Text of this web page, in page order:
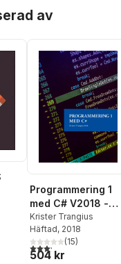
av
antal röster:
Programmering 1
med C# V2018 -
Lärobok
Krister Trangius
Häftad, 2018
3,2utav 5 stjärnor.
(15)
504 kr